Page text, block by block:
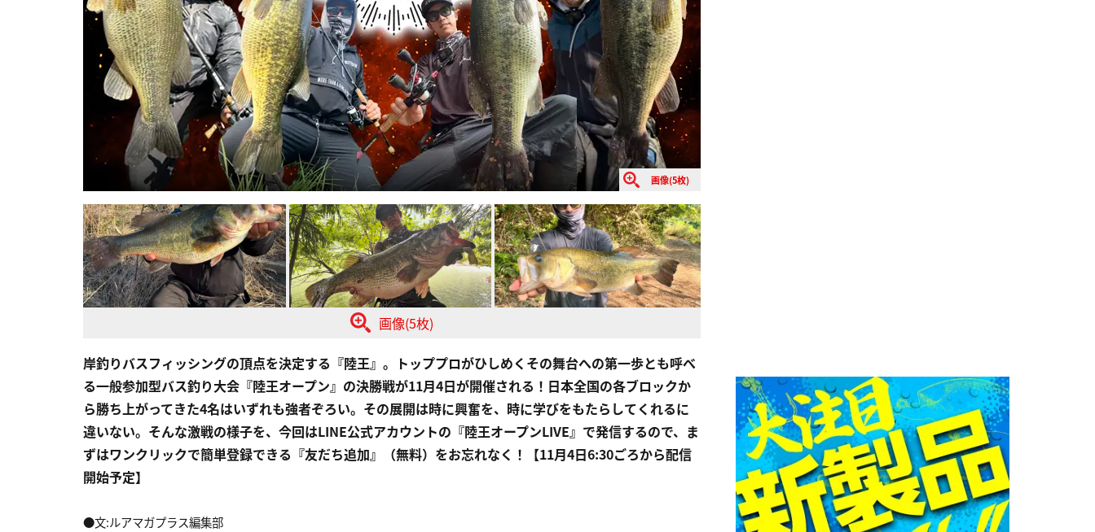
画像(5枚)
画像(5枚)
岸釣りバスフィッシングの頂点を決定する『陸王』。トッププロがひしめくその舞台への第一歩とも呼べ
る一般参加型バス釣り大会『陸王オープン』の決勝戦が11月4日が開催される！日本全国の各ブロックか
ら勝ち上がってきた4名はいずれも強者ぞろい。その展開は時に興奮を、時に学びをもたらしてくれるに
違いない。そんな激戦の様子を、今回はLINE公式アカウントの『陸王オープンLIVE』で発信するので、ま
ずはワンクリックで簡単登録できる『友だち追加』（無料）をお忘れなく！【11月4日6:30ごろから配信
開始予定】
●文:ルアマガプラス編集部